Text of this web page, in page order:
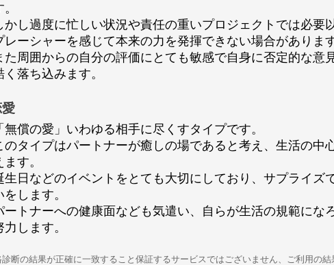
かし過度に忙しい状況や責任の重いプロジェクトでは必要
レーシャーを感じて本来の力を発揮できない場合がありま
た周囲からの自分の評価にとても敏感で自身に否定的な意
く落ち込みます。
「無償の愛」いわゆる相手に尽くすタイプです。
のタイプはパートナーが癒しの場であると考え、生活の中
ます。
生日などのイベントをとても大切にしており、サプライズ
をします。
ートナーへの健康面なども気遣い、自らが生活の規範にな
力します。
断の結果が正確に一致すること保証するサービスではございません、ご利用の結